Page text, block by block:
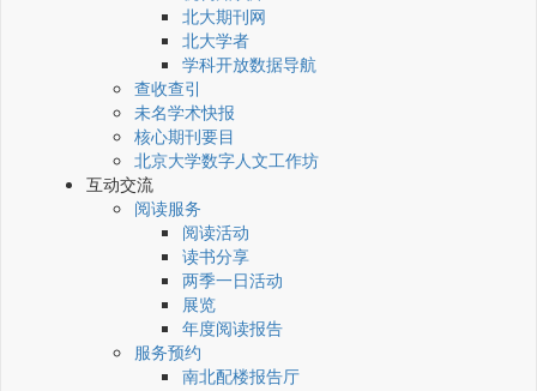
北大期刊网
北大学者
学科开放数据导航
查收查引
未名学术快报
核心期刊要目
北京大学数字人文工作坊
互动交流
阅读服务
阅读活动
读书分享
两季一日活动
展览
年度阅读报告
服务预约
南北配楼报告厅